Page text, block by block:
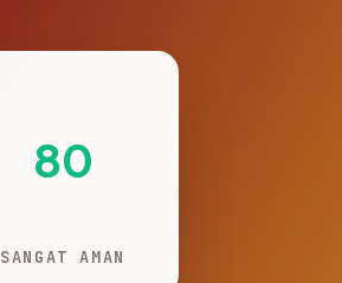
80
SANGAT AMAN